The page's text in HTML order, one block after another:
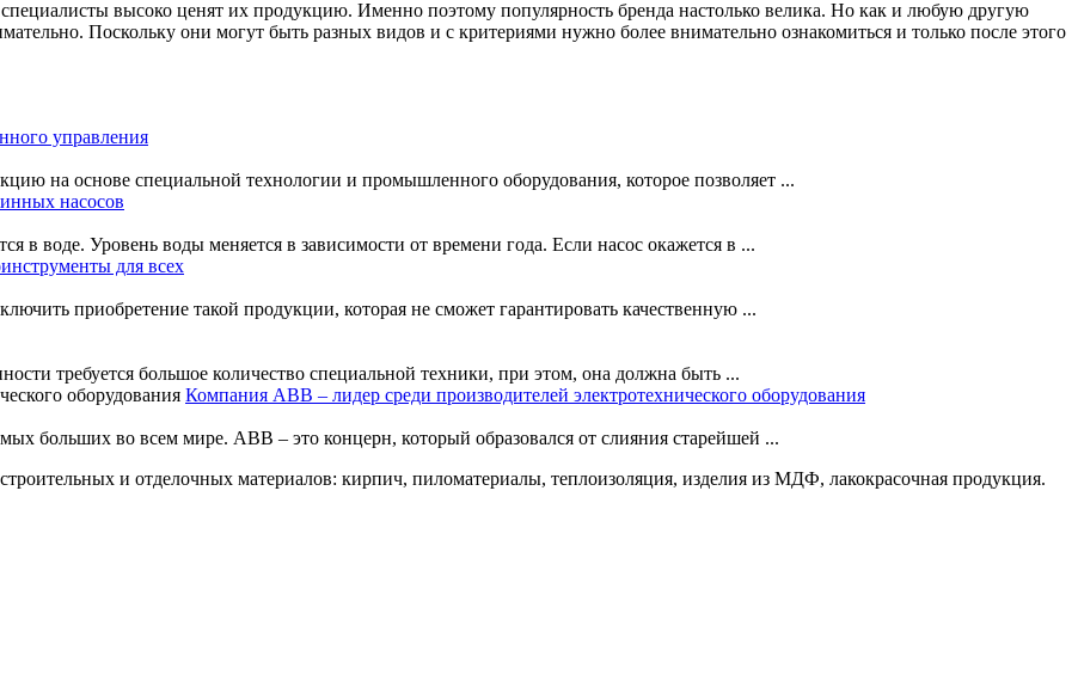
высоко ценят их продукцию. Именно поэтому популярность бренда настолько велика. Но как и любую другую
Поскольку они могут быть разных видов и с критериями нужно более внимательно ознакомиться и только после этого
управления
на основе специальной технологии и промышленного оборудования, которое позволяет ...
насосов
в воде. Уровень воды меняется в зависимости от времени года. Если насос окажется в ...
для всех
приобретение такой продукции, которая не сможет гарантировать качественную ...
требуется большое количество специальной техники, при этом, она должна быть ...
Компания ABB – лидер среди производителей электротехнического оборудования
больших во всем мире. ABB – это концерн, который образовался от слияния старейшей ...
и отделочных материалов: кирпич, пиломатериалы, теплоизоляция, изделия из МДФ, лакокрасочная продукция.